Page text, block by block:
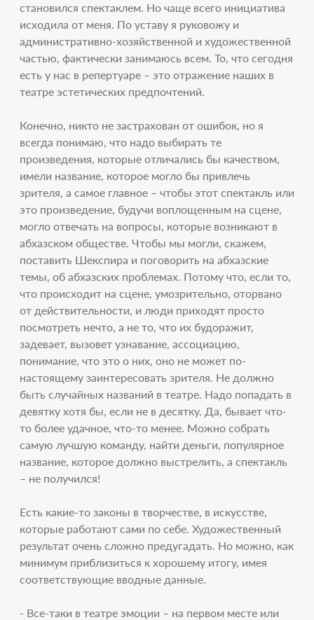
становился спектаклем. Но чаще всего инициатива
исходила от меня. По уставу я руковожу и
административно-хозяйственной и художественной
частью, фактически занимаюсь всем. То, что сегодня
есть у нас в репертуаре – это отражение наших в
театре эстетических предпочтений.
Конечно, никто не застрахован от ошибок, но я
всегда понимаю, что надо выбирать те
произведения, которые отличались бы качеством,
имели название, которое могло бы привлечь
зрителя, а самое главное – чтобы этот спектакль или
это произведение, будучи воплощенным на сцене,
могло отвечать на вопросы, которые возникают в
абхазском обществе. Чтобы мы могли, скажем,
поставить Шекспира и поговорить на абхазские
темы, об абхазских проблемах. Потому что, если то,
что происходит на сцене, умозрительно, оторвано
от действительности, и люди приходят просто
посмотреть нечто, а не то, что их будоражит,
задевает, вызовет узнавание, ассоциацию,
понимание, что это о них, оно не может по-
настоящему заинтересовать зрителя. Не должно
быть случайных названий в театре. Надо попадать в
девятку хотя бы, если не в десятку. Да, бывает что-
то более удачное, что-то менее. Можно собрать
самую лучшую команду, найти деньги, популярное
название, которое должно выстрелить, а спектакль
– не получился!
Есть какие-то законы в творчестве, в искусстве,
которые работают сами по себе. Художественный
результат очень сложно предугадать. Но можно, как
минимум приблизиться к хорошему итогу, имея
соответствующие вводные данные.
- Все-таки в театре эмоции – на первом месте или